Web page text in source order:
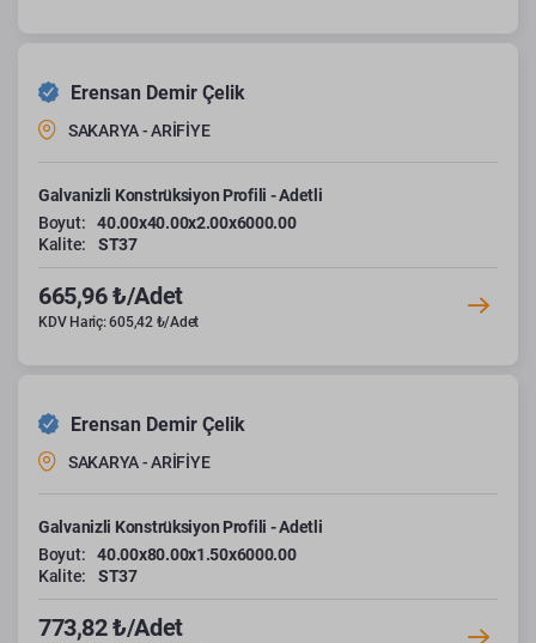
Erensan Demir Çelik
SAKARYA - ARİFİYE
Galvanizli Konstrüksiyon Profili - Adetli
Boyut:
40.00x40.00x2.00x6000.00
Kalite:
ST37
665,96 ₺/Adet
KDV Hariç: 605,42 ₺/Adet
Erensan Demir Çelik
SAKARYA - ARİFİYE
Galvanizli Konstrüksiyon Profili - Adetli
Boyut:
40.00x80.00x1.50x6000.00
Kalite:
ST37
773,82 ₺/Adet